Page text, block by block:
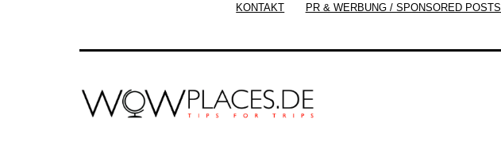
KONTAKT PR & WERBUNG / SPONSORED POSTS